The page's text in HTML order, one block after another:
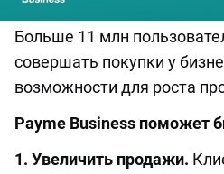
Больше 11 млн
совершать покупки у
возможности для роста
Payme Business поможет
1. Увеличить продажи.